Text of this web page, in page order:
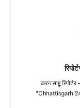
करन साहू
"Chhattisgarh